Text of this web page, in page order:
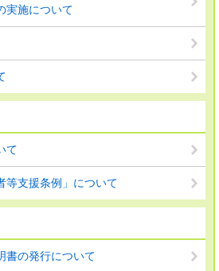
実施について
て
等支援条例」について
書の発行について